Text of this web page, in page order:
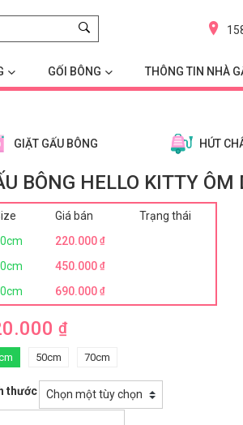
GỐI BÔNG THÔNG TIN NHÀ
GIẶT GẤU BÔNG HÚT
BÔNG HELLO KITTY ÔM
Giá bán
Trạng thái
220.000 ₫
450.000 ₫
690.000 ₫
₫
50cm 70cm
thước